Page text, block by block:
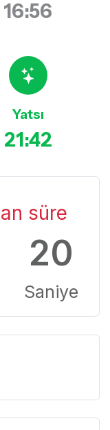
16:56
Yatsı
21:42
süre
19
Saniye